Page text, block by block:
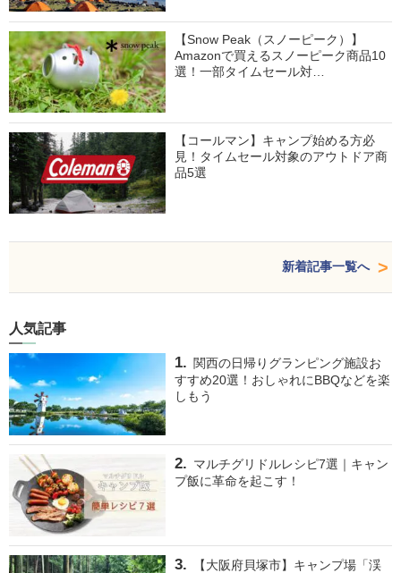
【Snow Peak（スノーピーク）】
Amazonで買えるスノーピーク商品10
選！一部タイムセール対…
【コールマン】キャンプ始める方必
見！タイムセール対象のアウトドア商
品5選
新着記事一覧へ
人気記事
関西の日帰りグランピング施設お
すすめ20選！おしゃれにBBQなどを楽
しもう
マルチグリドルレシピ7選｜キャン
プ飯に革命を起こす！
【大阪府貝塚市】キャンプ場「渓